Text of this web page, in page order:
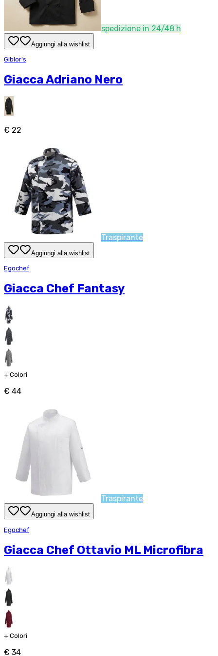
spedizione in 24/48 h
Aggiungi alla wishlist
Giblor's
Giacca Adriano Nero
€ 22
Traspirante
Aggiungi alla wishlist
Egochef
Giacca Chef Fantasy
+ Colori
€ 44
Traspirante
Aggiungi alla wishlist
Egochef
Giacca Chef Ottavio ML Microfibra
+ Colori
€ 34